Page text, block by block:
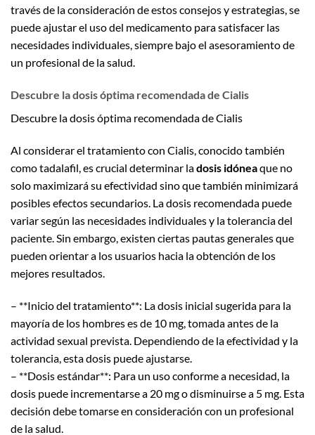
través de la consideración de estos consejos y estrategias, se
puede ajustar el uso del medicamento para satisfacer las
necesidades individuales, siempre bajo el asesoramiento de
un profesional de la salud.
Descubre la dosis óptima recomendada de Cialis
Descubre la dosis óptima recomendada de Cialis
Al considerar el tratamiento con Cialis, conocido también
como tadalafil, es crucial determinar ladosis idóneaque no
solo maximizará su efectividad sino que también minimizará
posibles efectos secundarios. La dosis recomendada puede
variar según las necesidades individuales y la tolerancia del
paciente. Sin embargo, existen ciertas pautas generales que
pueden orientar a los usuarios hacia la obtención de los
mejores resultados.
– **Inicio del tratamiento**: La dosis inicial sugerida para la
mayoría de los hombres es de 10 mg, tomada antes de la
actividad sexual prevista. Dependiendo de la efectividad y la
tolerancia, esta dosis puede ajustarse.
– **Dosis estándar**: Para un uso conforme a necesidad, la
dosis puede incrementarse a 20 mg o disminuirse a 5 mg. Esta
decisión debe tomarse en consideración con un profesional
de la salud.